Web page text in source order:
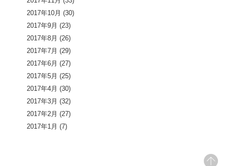
2017年10月 (30)
2017年9月 (23)
2017年8月 (26)
2017年7月 (29)
2017年6月 (27)
2017年5月 (25)
2017年4月 (30)
2017年3月 (32)
2017年2月 (27)
2017年1月 (7)